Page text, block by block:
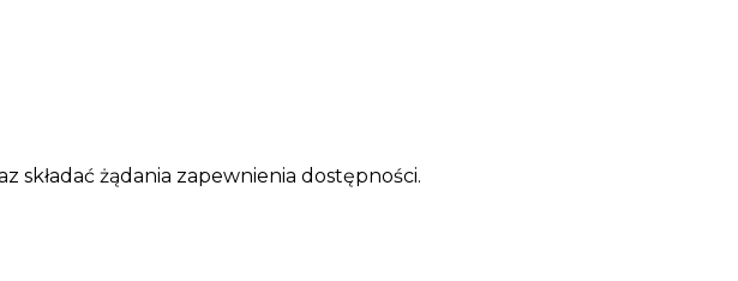
składać żądania zapewnienia dostępności.